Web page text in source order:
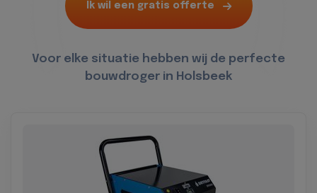
Ik wil een gratis offerte
Voor elke situatie hebben wij de perfecte
bouwdroger in Holsbeek